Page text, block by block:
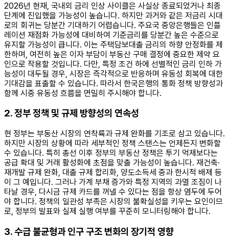
2026년 현재, 국내외 금리 인상 사이클은 사실상 종료되었거나 최종
단계에 진입했을 가능성이 높습니다. 하지만 과거와 같은 저금리 시대
로의 회귀는 당분간 기대하기 어렵습니다. 주요국 중앙은행들은 인플
레이션 재점화 가능성에 대비하여 기준금리를 당분간 높은 수준으로
유지할 가능성이 큽니다. 이는 주택담보대출 금리의 하향 안정화를 제
한하며, 여전히 높은 이자 부담이 부동산 구매 결정에 중요한 제약 요
인으로 작용할 것입니다. 다만, 특정 조건 하에 선별적인 금리 인하 가
능성이 대두될 경우, 시장은 즉각적으로 반응하며 유동성 회복에 대한
기대감을 표출할 수 있습니다. 따라서 한국은행의 통화 정책 방향성과
함께 시중 유동성 흐름을 면밀히 주시해야 합니다.
2. 정부 정책 및 규제 방향성의 연속성
현 정부는 부동산 시장의 연착륙과 규제 완화를 기조로 삼고 있습니다.
하지만 시장의 상황에 따라 세부적인 정책 스탠스는 언제든지 변화할
수 있습니다. 특히 총선 이후 정부의 부동산 정책은 투기 억제보다는
공급 확대 및 거래 활성화에 초점을 맞출 가능성이 높습니다. 재건축·
재개발 규제 완화, 대출 규제 합리화, 양도소득세 중과 한시적 배제 등
이 그 예입니다. 그러나 가계 부채 증가와 특정 지역의 과열 조짐이 나
타날 경우, 다시금 규제 카드를 꺼낼 수 있다는 점을 항상 염두에 두어
야 합니다. 정책의 일관성 부족은 시장의 불확실성을 키우는 요인이므
로, 정부의 발표와 실제 실행 여부를 꾸준히 모니터링해야 합니다.
3. 수급 불균형과 인구 구조 변화의 장기적 영향